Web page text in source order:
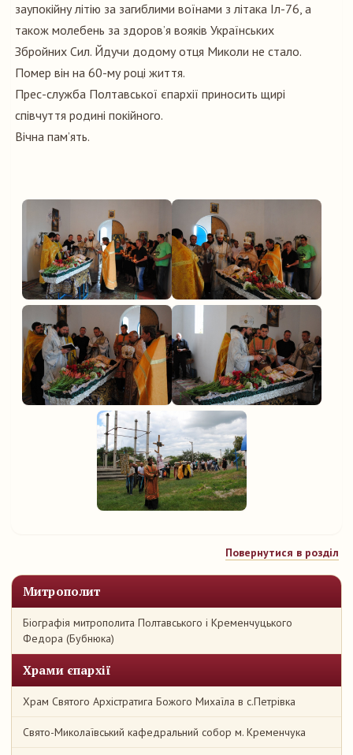
Митрополит
Біографія митрополита Полтавського і Кременчуцького
Федора (Бубнюка)
Храми єпархії
Храм Святого Архістратига Божого Михаїла в с.Петрівка
Свято-Миколаївський кафедральний собор м. Кременчука
заупокійну літію за загиблими воїнами з літака Іл-76, а
також молебень за здоров’я вояків Українських
Збройних Сил. Йдучи додому отця Миколи не стало.
Помер він на 60-му році життя.
Прес-служба Полтавської єпархії приносить щирі
співчуття родині покійного.
Вічна пам’ять.
Повернутися в розділ